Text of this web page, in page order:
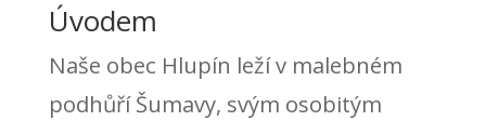
Úvodem
Naše obec Hlupín leží v malebném
podhůří Šumavy, svým osobitým